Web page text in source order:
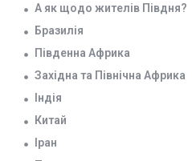
А як щодо жителів Півдня?
Бразилія
Південна Африка
Західна та Північна Африка
Індія
Китай
Іран